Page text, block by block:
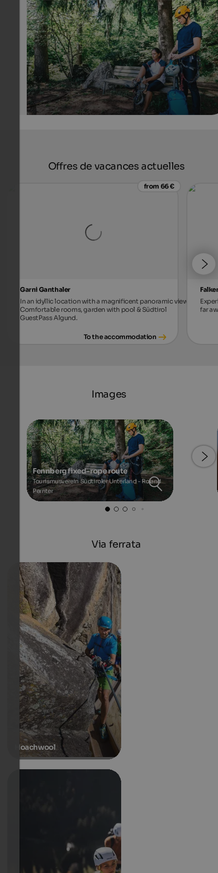
Fennberg fixed-rope route
The moderately difficult fixed-rope route is a highlight
climbing fans from spring until autumn.
Tourismusverein Südtiroler Unterland - Roland Pernter
Offres de vacances actuelles
from 66 €
Garni Ganthaler
In an idyllic location with a magnificent panoramic view.
Comfortable rooms, garden with pool & Südtirol
GuestPass Algund.
To the accommodation
far
Images
Fennberg fixed-rope route
Tourismusverein Südtiroler Unterland - Roland
Pernter
Via ferrata
Hoachwool